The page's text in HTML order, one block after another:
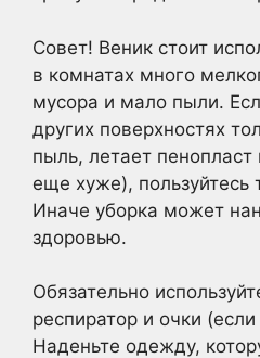
Совет! Веник стоит
в комнатах много
мусора и мало пыли.
других поверхностях
пыль, летает пенопласт
еще хуже), пользуйтесь
Иначе уборка может
здоровью.
Обязательно
респиратор и очки
Наденьте одежду,